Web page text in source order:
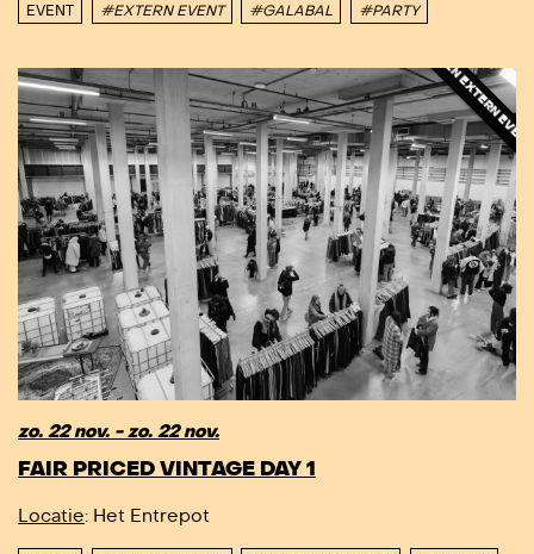
EVENT #EXTERN EVENT #GALABAL #PARTY
DIT IS EEN
zo. 22 nov. - zo. 22 nov.
FAIR PRICED VINTAGE DAY 1
Locatie: Het Entrepot